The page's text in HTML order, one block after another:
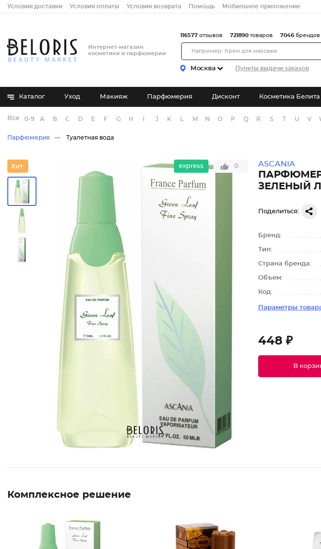
Условия доставки Условия оплаты Условия возврата Помощь Мобильное приложение
Интернет-магазин
косметики и парфюмерии
Москва Пункты выдачи заказов
116577 отзывов 721890 товаров 7046 брендов
Каталог Уход Макияж Парфюмерия Дисконт Косметика Белита
Все бренды
0-9 A B C D E F G H J K M N O P Q R S T U V
Парфюмерия Туалетная вода
express 0 ASCANIA
ЗЕЛЕНЫЙ
Поделиться:
Бренд:
Тип:
Страна бренда:
Объем:
Код:
Параметры
448 ₽
В
Комплексное решение